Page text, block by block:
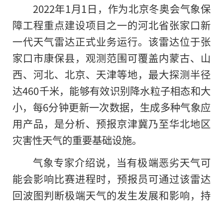
2022年1月1日，作为北京冬奥会气象保
障工程重点建设项目之一的河北省张家口新
一代天气雷达正式业务运行。该雷达位于张
家口市康保县，观测范围可覆盖内蒙古、山
西、河北、北京、天津等地，最大探测半径
达460千米，能够有效识别降水粒子相态和大
小，每6分钟更新一次数据，生成多种气象应
用产品，是分析、预报京津冀乃至华北地区
灾害性天气的重要基础设施。
气象专家介绍说，当有极端恶劣天气可
能会影响比赛进程时，预报员可通过该雷达
回波图判断极端天气的发生发展和影响，持